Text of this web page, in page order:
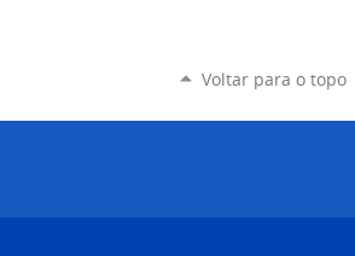
Voltar para o topo